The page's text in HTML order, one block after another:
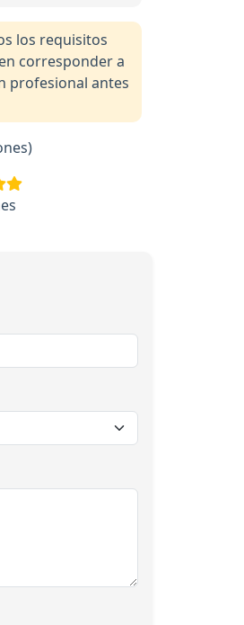
los requisitos
corresponder a
profesional antes